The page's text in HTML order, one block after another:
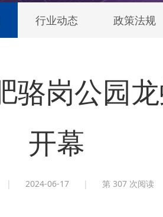
行业动态 政策法规
骆岗公园
开幕
| 2024-06-17 | 第 307 次阅读